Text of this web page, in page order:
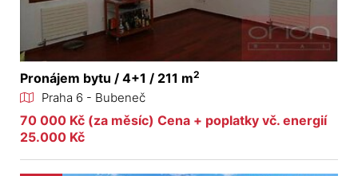
Pronájem bytu / 4+1 / 211 m2
Praha 6 - Bubeneč
70 000 Kč (za měsíc) Cena + poplatky vč. energií
25.000 Kč